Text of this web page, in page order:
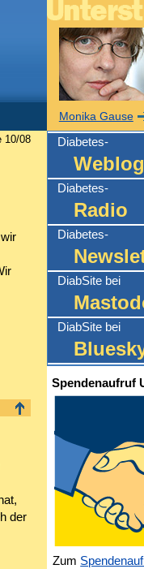
10/08
der
Monika Gause
Diabetes-
Weblog
Diabetes-
Radio
Diabetes-
DiabSite bei
DiabSite bei
Spendenaufruf
Zum